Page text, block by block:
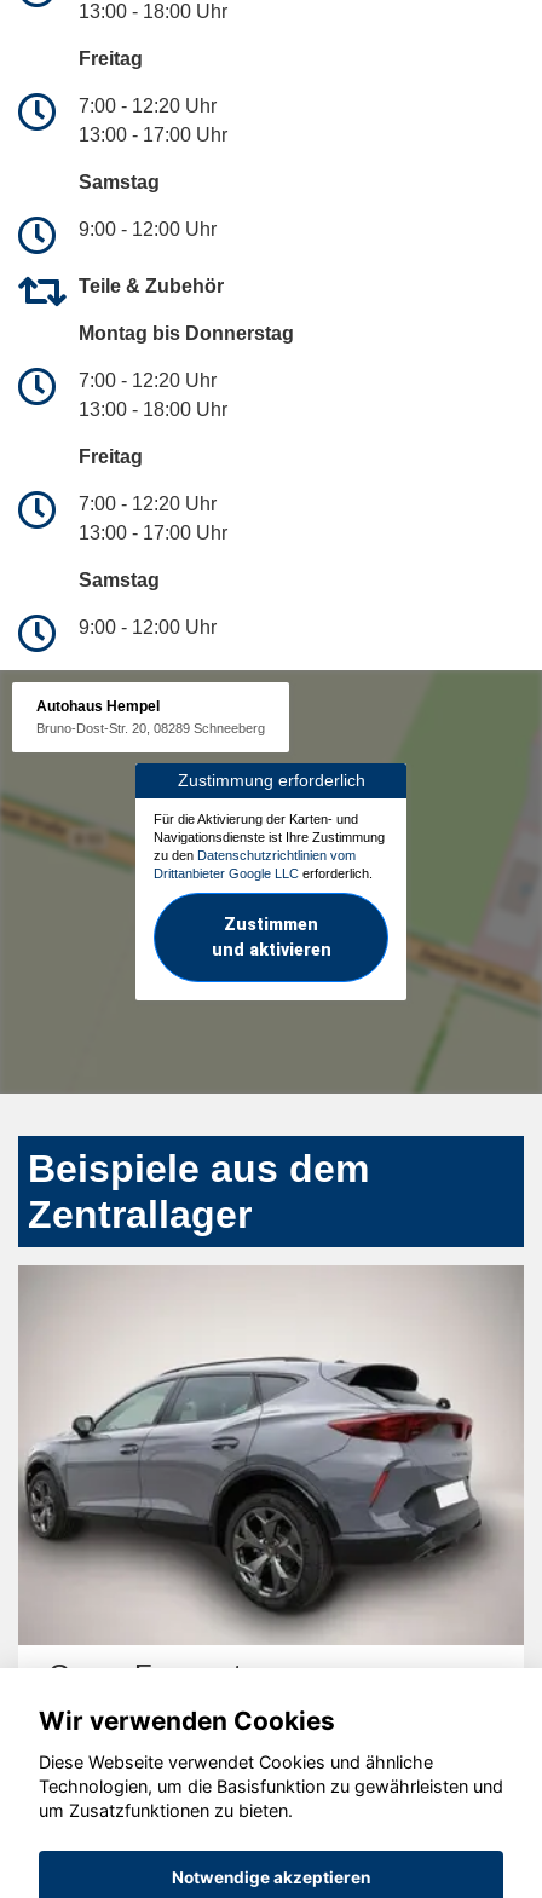
13:00 - 18:00 Uhr
Freitag
7:00 - 12:20 Uhr
13:00 - 17:00 Uhr
Samstag
9:00 - 12:00 Uhr
Teile & Zubehör
Montag bis Donnerstag
7:00 - 12:20 Uhr
13:00 - 18:00 Uhr
Freitag
7:00 - 12:20 Uhr
13:00 - 17:00 Uhr
Samstag
9:00 - 12:00 Uhr
Autohaus Hempel
Bruno-Dost-Str. 20, 08289 Schneeberg
Zustimmung erforderlich
Für die Aktivierung der Karten- und
Navigationsdienste ist Ihre Zustimmung
zu den Datenschutzrichtlinien vom
Drittanbieter Google LLC erforderlich.
Zustimmen
und aktivieren
Beispiele aus dem
Zentrallager
Cupra Formentor
© konjunkturmotor.de GmbH 2020 - 2026
Wir verwenden Cookies
Diese Webseite verwendet Cookies und ähnliche
Technologien, um die Basisfunktion zu gewährleisten und
um Zusatzfunktionen zu bieten.
Notwendige akzeptieren